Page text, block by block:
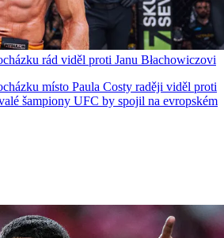
rád viděl proti Janu Błachowiczovi
místo Paula Costy raději viděl proti
šampiony UFC by spojil na evropském